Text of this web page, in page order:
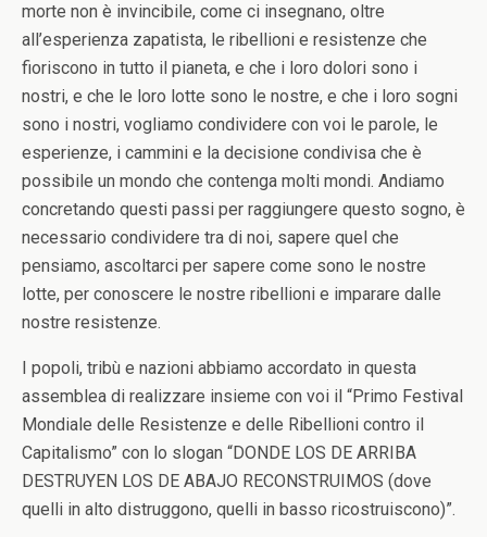
morte non è invincibile, come ci insegnano, oltre
all’esperienza zapatista, le ribellioni e resistenze che
fioriscono in tutto il pianeta, e che i loro dolori sono i
nostri, e che le loro lotte sono le nostre, e che i loro sogni
sono i nostri, vogliamo condividere con voi le parole, le
esperienze, i cammini e la decisione condivisa che è
possibile un mondo che contenga molti mondi. Andiamo
concretando questi passi per raggiungere questo sogno, è
necessario condividere tra di noi, sapere quel che
pensiamo, ascoltarci per sapere come sono le nostre
lotte, per conoscere le nostre ribellioni e imparare dalle
nostre resistenze.
I popoli, tribù e nazioni abbiamo accordato in questa
assemblea di realizzare insieme con voi il “Primo Festival
Mondiale delle Resistenze e delle Ribellioni contro il
Capitalismo” con lo slogan “DONDE LOS DE ARRIBA
DESTRUYEN LOS DE ABAJO RECONSTRUIMOS (dove
quelli in alto distruggono, quelli in basso ricostruiscono)”.